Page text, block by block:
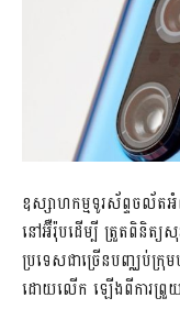
ឧស្សាហកម្មទូរស័ព្ទចល័ត
នៅអ៊ឺរ៉ុបដើម្បី ត្រួតពិនិត្យ
ប្រទេសជាច្រើនបញ្ឈប់ក្
ដោយលើក ឡើងពីការព្រួយ